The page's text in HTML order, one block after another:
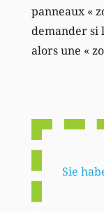
panneaux «
demander si
alors une «
Sie